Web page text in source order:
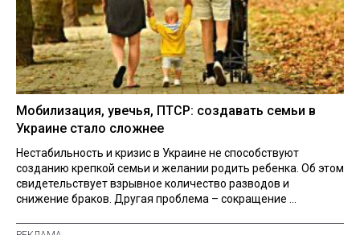
Мобилизация, увечья, ПТСР: создавать семьи в
Украине стало сложнее
Нестабильность и кризис в Украине не способствуют
созданию крепкой семьи и желании родить ребенка. Об этом
свидетельствует взрывное количество разводов и
снижение браков. Другая проблема – сокращение ...